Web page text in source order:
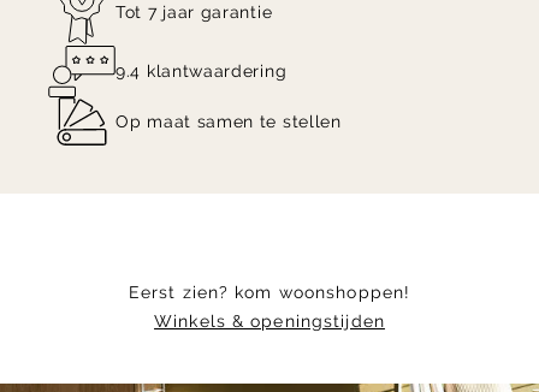
Tot 7 jaar garantie
9.4 klantwaardering
Op maat samen te stellen
Eerst zien? kom woonshoppen!
Winkels & openingstijden